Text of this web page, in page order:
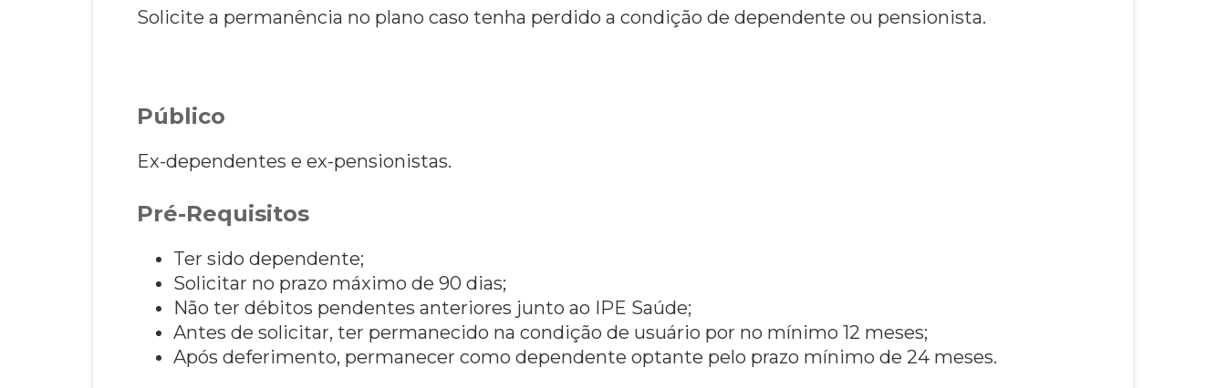
Solicite a permanência no plano caso tenha perdido a condição de dependente ou pensionista.
Público
Ex-dependentes e ex-pensionistas.
Pré-Requisitos
Ter sido dependente;
Solicitar no prazo máximo de 90 dias;
Não ter débitos pendentes anteriores junto ao IPE Saúde;
Antes de solicitar, ter permanecido na condição de usuário por no mínimo 12 meses;
Após deferimento, permanecer como dependente optante pelo prazo mínimo de 24 meses.